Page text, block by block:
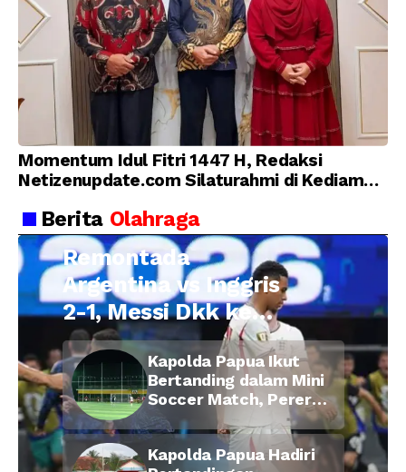
Momentum Idul Fitri 1447 H, Redaksi
Netizenupdate.com Silaturahmi di Kediaman
Berita Olahraga
Remontada
Argentina vs Inggris
2-1, Messi Dkk ke
Final Piala Dunia
2026
Kapolda Papua Ikut
Bertanding dalam Mini
Soccer Match, Pererat
Kebersamaan Personel
di Bulan Ramadan
Kapolda Papua Hadiri